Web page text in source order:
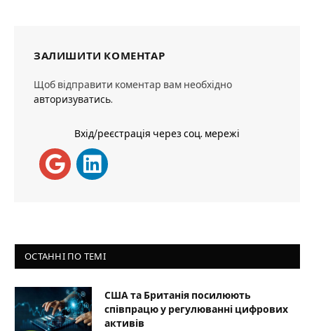
ЗАЛИШИТИ КОМЕНТАР
Щоб відправити коментар вам необхідно
авторизуватись.
Вхід/реєстрація через соц. мережі
ОСТАННІ ПО ТЕМІ
США та Британія посилюють
співпрацю у регулюванні цифрових
активів